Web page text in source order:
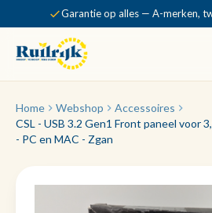
Garantie op alles — A-merken,
Home Webshop
Accessoires
CSL - USB 3.2 Gen1 Front paneel voor
- PC en MAC - Zgan